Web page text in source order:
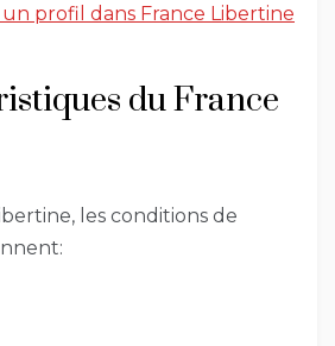
profil dans France Libertine
du France
les conditions de